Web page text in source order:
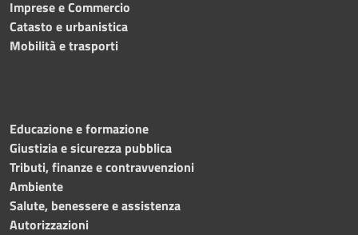
Imprese e Commercio
Catasto e urbanistica
Mobilità e trasporti
Educazione e formazione
Giustizia e sicurezza pubblica
Tributi, finanze e contravvenzioni
Ambiente
Salute, benessere e assistenza
Autorizzazioni